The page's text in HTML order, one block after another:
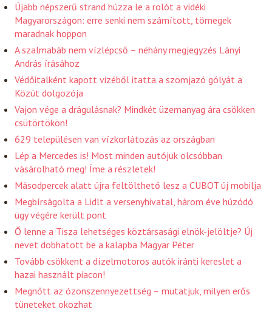
Újabb népszerű strand húzza le a rolót a vidéki
Magyarországon: erre senki nem számított, tömegek
maradnak hoppon
A szalmabáb nem vízlépcső – néhány megjegyzés Lányi
András írásához
Védőitalként kapott vizéből itatta a szomjazó gólyát a
Közút dolgozója
Vajon vége a drágulásnak? Mindkét üzemanyag ára csökken
csütörtökön!
629 településen van vízkorlátozás az országban
Lép a Mercedes is! Most minden autójuk olcsóbban
vásárolható meg! Íme a részletek!
Másodpercek alatt újra feltölthető lesz a CUBOT új mobilja
Megbírságolta a Lidlt a versenyhivatal, három éve húzódó
ügy végére került pont
Ő lenne a Tisza lehetséges köztársasági elnök-jelöltje? Új
nevet dobhatott be a kalapba Magyar Péter
Tovább csökkent a dízelmotoros autók iránti kereslet a
hazai használt piacon!
Megnőtt az ózonszennyezettség – mutatjuk, milyen erős
tüneteket okozhat